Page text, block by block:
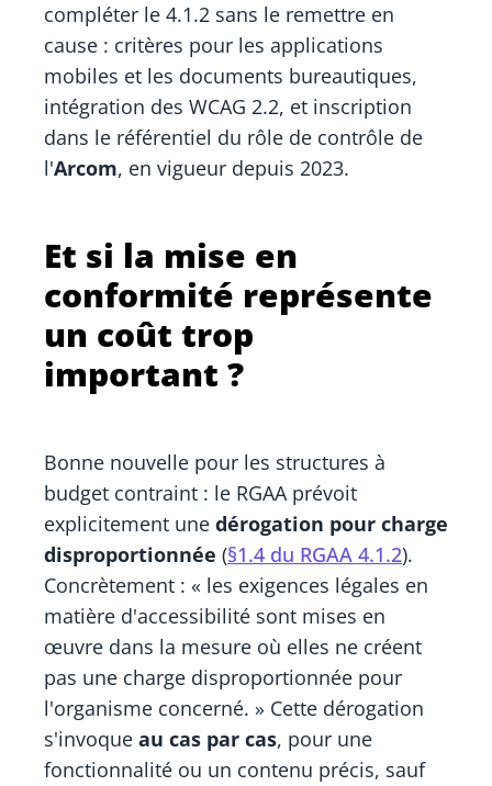
compléter le 4.1.2 sans le remettre en
cause : critères pour les applications
mobiles et les documents bureautiques,
intégration des WCAG 2.2, et inscription
dans le référentiel du rôle de contrôle de
l'Arcom, en vigueur depuis 2023.
Et si la mise en
conformité représente
un coût trop
important ?
Bonne nouvelle pour les structures à
budget contraint : le RGAA prévoit
explicitement une dérogation pour charge
disproportionnée (§1.4 du RGAA 4.1.2).
Concrètement : « les exigences légales en
matière d'accessibilité sont mises en
œuvre dans la mesure où elles ne créent
pas une charge disproportionnée pour
l'organisme concerné. » Cette dérogation
s'invoque au cas par cas, pour une
fonctionnalité ou un contenu précis, sauf